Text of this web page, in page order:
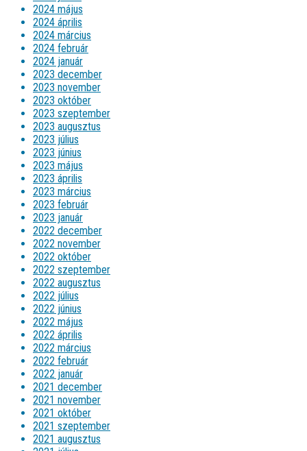
2024 május
2024 április
2024 március
2024 február
2024 január
2023 december
2023 november
2023 október
2023 szeptember
2023 augusztus
2023 július
2023 június
2023 május
2023 április
2023 március
2023 február
2023 január
2022 december
2022 november
2022 október
2022 szeptember
2022 augusztus
2022 július
2022 június
2022 május
2022 április
2022 március
2022 február
2022 január
2021 december
2021 november
2021 október
2021 szeptember
2021 augusztus